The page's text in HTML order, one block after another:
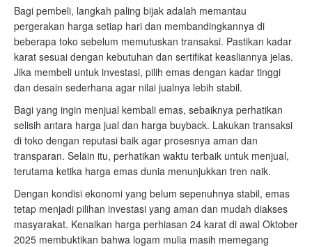
Bagi pembeli, langkah paling bijak adalah memantau
pergerakan harga setiap hari dan membandingkannya di
beberapa toko sebelum memutuskan transaksi. Pastikan kadar
karat sesuai dengan kebutuhan dan sertifikat keasliannya jelas.
Jika membeli untuk investasi, pilih emas dengan kadar tinggi
dan desain sederhana agar nilai jualnya lebih stabil.
Bagi yang ingin menjual kembali emas, sebaiknya perhatikan
selisih antara harga jual dan harga buyback. Lakukan transaksi
di toko dengan reputasi baik agar prosesnya aman dan
transparan. Selain itu, perhatikan waktu terbaik untuk menjual,
terutama ketika harga emas dunia menunjukkan tren naik.
Dengan kondisi ekonomi yang belum sepenuhnya stabil, emas
tetap menjadi pilihan investasi yang aman dan mudah diakses
masyarakat. Kenaikan harga perhiasan 24 karat di awal Oktober
2025 membuktikan bahwa logam mulia masih memegang